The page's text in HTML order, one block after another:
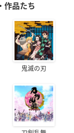
作品たち
鬼滅の刃